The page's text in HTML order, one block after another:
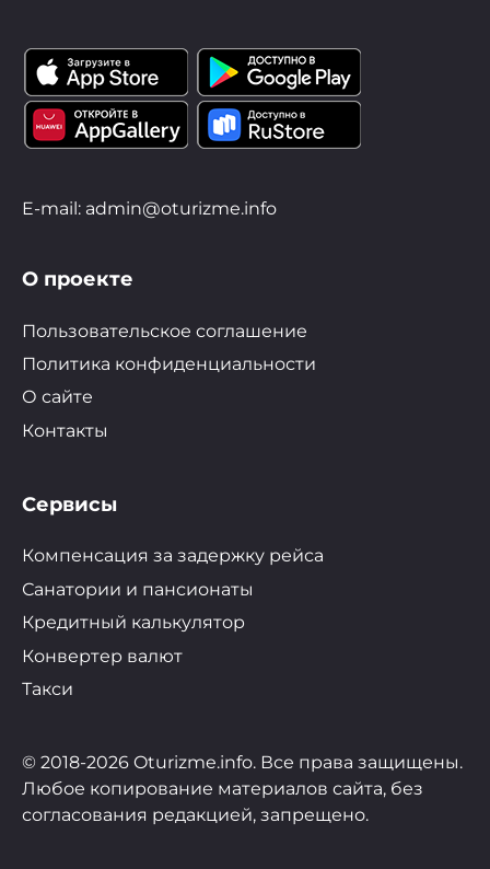
E-mail: admin@oturizme.info
О проекте
Пользовательское соглашение
Политика конфиденциальности
О сайте
Контакты
Сервисы
Компенсация за задержку рейса
Санатории и пансионаты
Кредитный калькулятор
Конвертер валют
Такси
© 2018-2026 Oturizme.info. Все права защищены.
Любое копирование материалов сайта, без
согласования редакцией, запрещено.